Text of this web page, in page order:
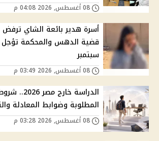
أسرة هدير بائعة الشاي ترفض
سبتمبر
الدراسة
المطلوبة وضوابط المعادلة